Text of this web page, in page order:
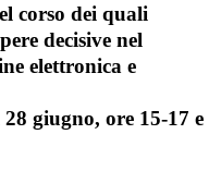
corso dei quali
decisive nel
elettronica e
giugno, ore 15-17 e